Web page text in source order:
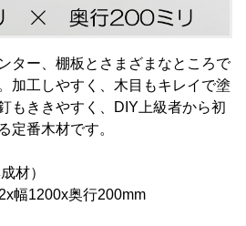
ター、棚板とさまざまなところで
加工しやすく、木目もキレイで塗
もききやすく、DIY上級者から初
定番木材です。
材）
x幅1200x奥行200mm